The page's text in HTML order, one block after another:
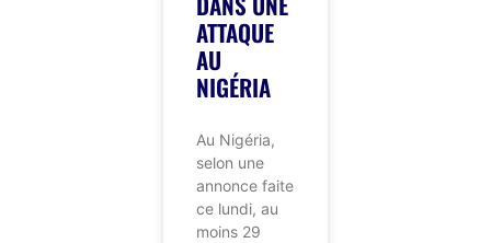
ATTAQUE
AU
NIGÉRIA
Au Nigéria,
selon une
annonce faite
ce lundi, au
moins 29